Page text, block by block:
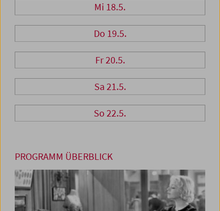
Mi 18.5.
Do 19.5.
Fr 20.5.
Sa 21.5.
So 22.5.
PROGRAMM ÜBERBLICK